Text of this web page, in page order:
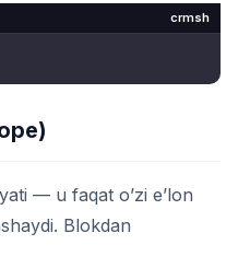
crmsh
— u faqat o’zi e’lon
Blokdan